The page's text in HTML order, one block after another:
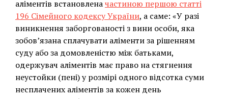
аліментів встановленачастиною першою статті
196 Сімейного кодексу України, а саме: «У разі
виникнення заборгованості з вини особи, яка
зобов’язана сплачувати аліменти за рішенням
суду або за домовленістю між батьками,
одержувач аліментів має право на стягнення
неустойки (пені) у розмірі одного відсотка суми
несплачених аліментів за кожен день